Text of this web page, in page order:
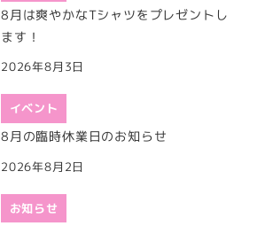
8月は爽やかなTシャツをプレゼントし
ます！
2026年8月3日
イベント
8月の臨時休業日のお知らせ
2026年8月2日
お知らせ